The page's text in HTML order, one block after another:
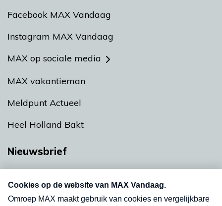
Facebook MAX Vandaag
Instagram MAX Vandaag
MAX op sociale media
MAX vakantieman
Meldpunt Actueel
Heel Holland Bakt
Nieuwsbrief
nieuwsbrief. Elke vrijdag- en dinsdagochtend in
uw mailbox.